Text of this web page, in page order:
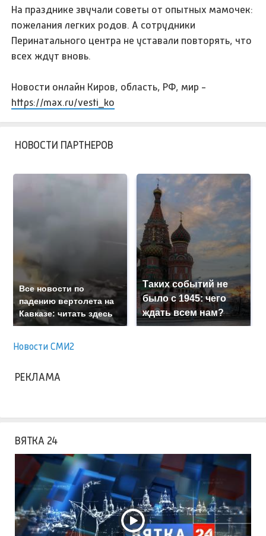
На празднике звучали советы от опытных мамочек:
пожелания легких родов. А сотрудники
Перинатального центра не уставали повторять, что
всех ждут вновь.
Новости онлайн Киров, область, РФ, мир -
https://max.ru/vesti_ko
НОВОСТИ ПАРТНЕРОВ
Все новости по
падению вертолета на
Кавказе: читать здесь
Таких событий не
было с 1945: чего
ждать всем нам?
Новости СМИ2
РЕКЛАМА
ВЯТКА 24